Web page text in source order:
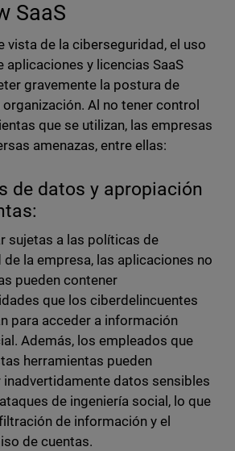
SaaS
vista de la ciberseguridad, el uso
aplicaciones y licencias SaaS
gravemente la postura de
Al no tener control
que se utilizan, las empresas
amenazas, entre ellas:
de datos y apropiación
sujetas a las políticas de
de la empresa, las aplicaciones no
pueden contener
que los ciberdelincuentes
para acceder a información
Además, los empleados que
herramientas pueden
datos sensibles
de ingeniería social, lo que
de información y el
de cuentas.